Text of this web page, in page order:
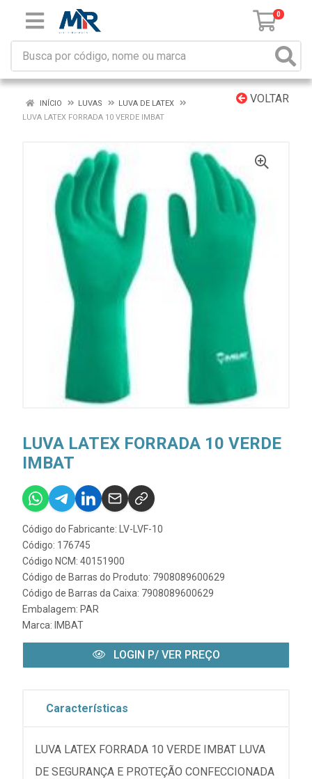
0
VOLTAR
INÍCIO LUVAS
LUVA DE LATEX
LUVA LATEX FORRADA 10 VERDE IMBAT
LUVA LATEX FORRADA 10 VERDE
IMBAT
Código do Fabricante: LV-LVF-10
Código: 176745
Código NCM: 40151900
Código de Barras do Produto: 7908089600629
Código de Barras da Caixa: 7908089600629
Embalagem: PAR
Marca: IMBAT
LOGIN P/ VER PREÇO
Características
LUVA LATEX FORRADA 10 VERDE IMBAT LUVA
DE SEGURANÇA E PROTEÇÃO CONFECCIONADA